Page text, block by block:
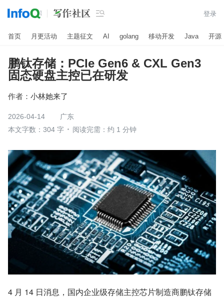
 登录
首页 月更活动 主题征文 AI golang 移动开发 Java 开源
鹏钛存储：PCIe Gen6 & CXL Gen3
固态硬盘主控已在研发
作者： 小林她来了
2026-04-14
广东
本文字数：304 字
阅读完需：约 1 分钟
4 月 14 日消息，国内企业级存储主控芯片制造商鹏钛存储